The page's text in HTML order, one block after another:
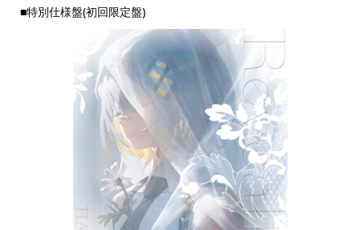
■特別仕様盤(初回限定盤)